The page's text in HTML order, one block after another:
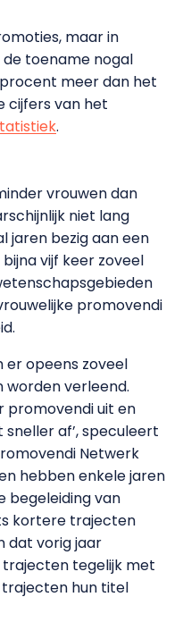
maar in
de toename nogal
meer dan het
cijfers van het
.
vrouwen dan
niet lang
jaren bezig aan een
vijf keer zoveel
promovendi
er opeens zoveel
verleend.
promovendi uit en
af’, speculeert
Netwerk
hebben enkele jaren
begeleiding van
kortere trajecten
dat vorig jaar
tegelijk met
hun titel